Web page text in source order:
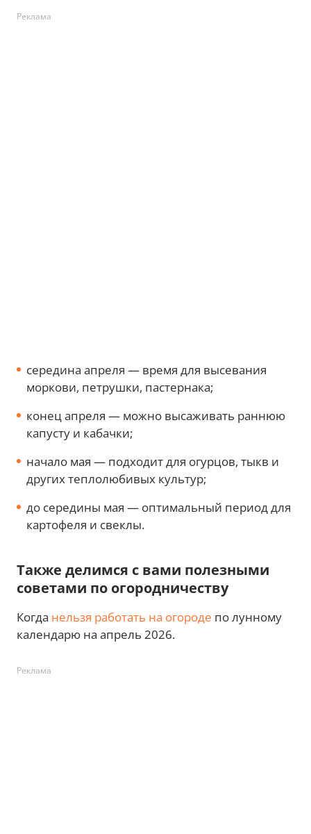
Реклама
середина апреля — время для высевания
моркови, петрушки, пастернака;
конец апреля — можно высаживать раннюю
капусту и кабачки;
начало мая — подходит для огурцов, тыкв и
других теплолюбивых культур;
до середины мая — оптимальный период для
картофеля и свеклы.
Также делимся с вами полезными
советами по огородничеству
Когда нельзя работать на огороде по лунному
календарю на апрель 2026.
Реклама